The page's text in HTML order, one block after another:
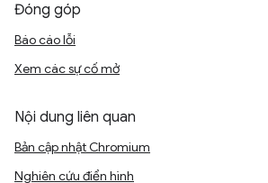
Đóng góp
Báo cáo lỗi
Xem các sự cố mở
Nội dung liên quan
Bản cập nhật Chromium
Nghiên cứu điển hình